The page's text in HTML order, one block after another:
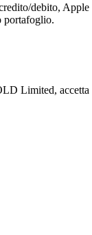
debito, Apple
portafoglio.
Limited, accetta